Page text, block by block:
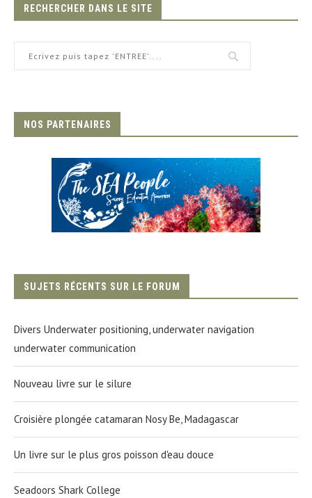
RECHERCHER DANS LE SITE
NOS PARTENAIRES
SUJETS RÉCENTS SUR LE FORUM
Divers Underwater positioning, underwater navigation
underwater communication
Nouveau livre sur le silure
Croisière plongée catamaran Nosy Be, Madagascar
Un livre sur le plus gros poisson d'eau douce
Seadoors Shark College